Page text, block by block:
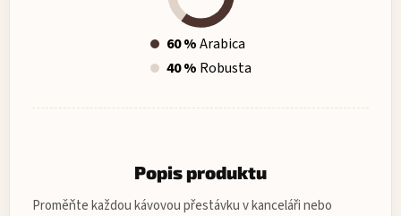
Popis produktu
Proměňte každou kávovou přestávku v kanceláři nebo
60 %Arabica
40 % Robusta